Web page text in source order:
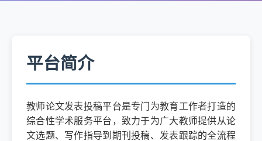
平台简介
教师论文发表投稿平台是专门为教育工作者打造的
综合性学术服务平台，致力于为广大教师提供从论
文选题、写作指导到期刊投稿、发表跟踪的全流程